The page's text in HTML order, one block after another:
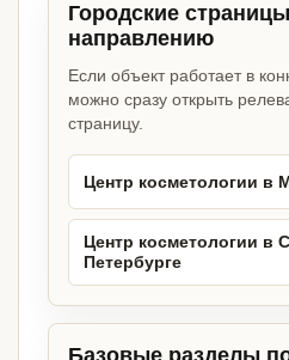
Городские
направлению
Если объект работает в
можно сразу открыть
страницу.
Центр косметологии в
Центр косметологии в
Петербурге